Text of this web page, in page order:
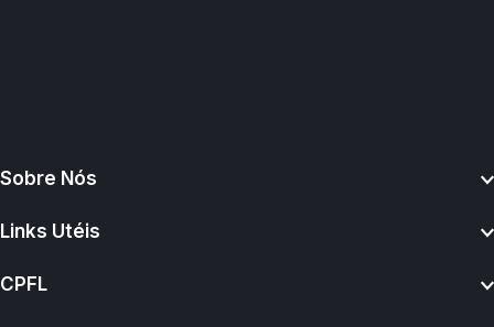
Sobre Nós
Links Utéis
CPFL